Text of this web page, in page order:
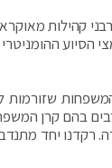
קהילות
שזורמות
בהם קרן
יחד